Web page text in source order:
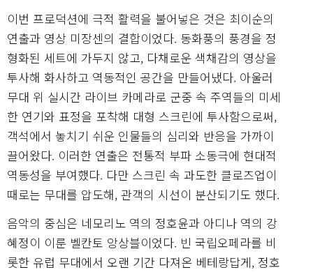
이번 프로덕션에 극적 활력을 불어넣은 것은 최이순의
연출과 영상 미장센의 결합이었다. 동화풍의 풍경을 정
형화된 세트에 가두지 않고, 다채로운 색채감의 영상을
투사해 화사하고 역동적인 공간을 만들어냈다. 아울러
무대 위 실시간 라이브 카메라로 군중 속 주역들의 미세
한 연기와 표정을 포착해 대형 스크린에 투사함으로써,
객석에서 놓치기 쉬운 인물들의 심리와 반응을 가까이
끌어왔다. 이러한 연출은 전통적 부파 소동극에 현대적
역동성을 부여했다. 다만 스크린 속 과도한 클로즈업이
때로는 무대를 압도해, 관객의 시선이 분산되기도 했다.
음악의 중심은 네모리노 역의 정호윤과 아디나 역의 강
혜정이 이룬 벨칸토 앙상블이었다. 빈 국립오페라를 비
롯한 유럽 무대에서 오랜 기간 다져온 베테랑답게, 정호